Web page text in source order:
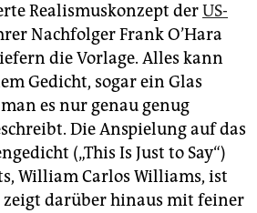
Realismuskonzept derUS-
Nachfolger Frank O’Hara
die Vorlage. Alles kann
Gedicht, sogar ein Glas
es nur genau genug
Die Anspielung auf das
(„This Is Just to Say“)
William Carlos Williams, ist
darüber hinaus mit feiner